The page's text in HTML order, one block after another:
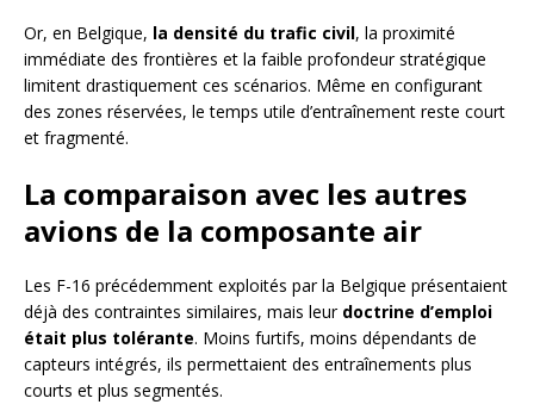
Or, en Belgique, la densité du trafic civil, la proximité
immédiate des frontières et la faible profondeur stratégique
limitent drastiquement ces scénarios. Même en configurant
des zones réservées, le temps utile d’entraînement reste court
et fragmenté.
La comparaison avec les autres
avions de la composante air
Les F-16 précédemment exploités par la Belgique présentaient
déjà des contraintes similaires, mais leur doctrine d’emploi
était plus tolérante. Moins furtifs, moins dépendants de
capteurs intégrés, ils permettaient des entraînements plus
courts et plus segmentés.